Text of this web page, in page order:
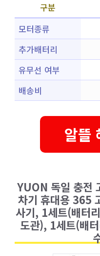
구분
모터종류
추가배터리
유무선 여부
배송비
알뜰
YUON 독일 충전
차기 휴대용 365
사기, 1세트(배터
도관), 1세트(배